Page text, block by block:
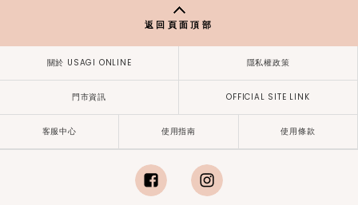
返回頁面頂部
關於 USAGI ONLINE 隱私權政策
門市資訊 OFFICIAL SITE LINK
客服中心 使用指南 使用條款